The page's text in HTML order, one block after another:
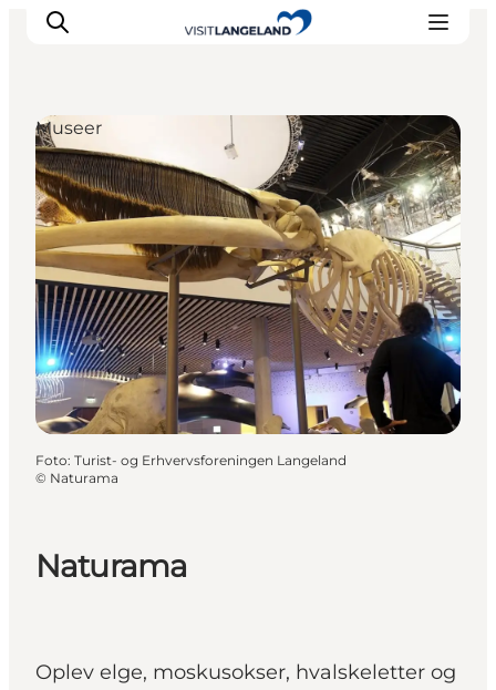
Oplevelser
Byer og øer
Outdoor
Overnatning
Planlæg ferie
Naturama
Oplev elge, moskusokser, hvalskeletter og
Museer
Foto: Turist- og Erhvervsforeningen Langeland
© Naturama